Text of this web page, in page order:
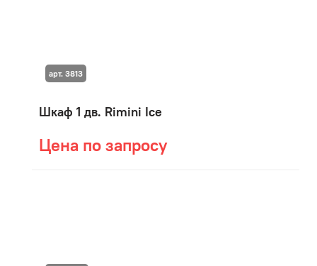
Шкаф 1 дв. Rimini Ice
Цена по запросу
арт. 3813